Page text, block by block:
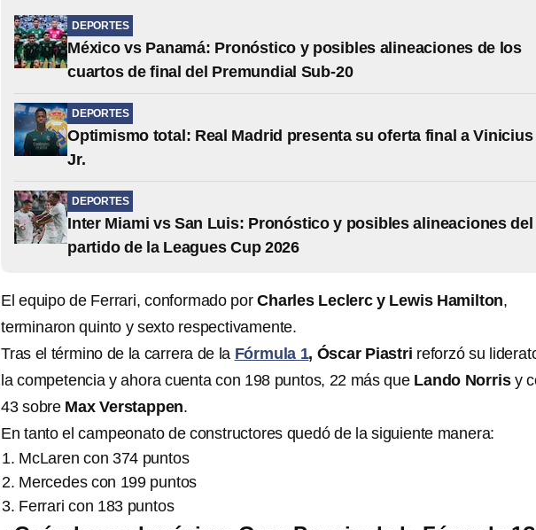
DEPORTES
México vs Panamá: Pronóstico y posibles alineaciones de los
cuartos de final del Premundial Sub-20
DEPORTES
Optimismo total: Real Madrid presenta su oferta final a Vinicius
Jr.
DEPORTES
Inter Miami vs San Luis: Pronóstico y posibles alineaciones del
partido de la Leagues Cup 2026
El equipo de Ferrari, conformado porCharles Leclerc y Lewis Hamilton,
terminaron quinto y sexto respectivamente.
Tras el término de la carrera de la Fórmula 1, Óscar Piastri reforzó su
la competencia y ahora cuenta con 198 puntos, 22 más que Lando Norrisy
43 sobre Max Verstappen.
En tanto el campeonato de constructores quedó de la siguiente manera:
McLaren con 374 puntos
Mercedes con 199 puntos
Ferrari con 183 puntos